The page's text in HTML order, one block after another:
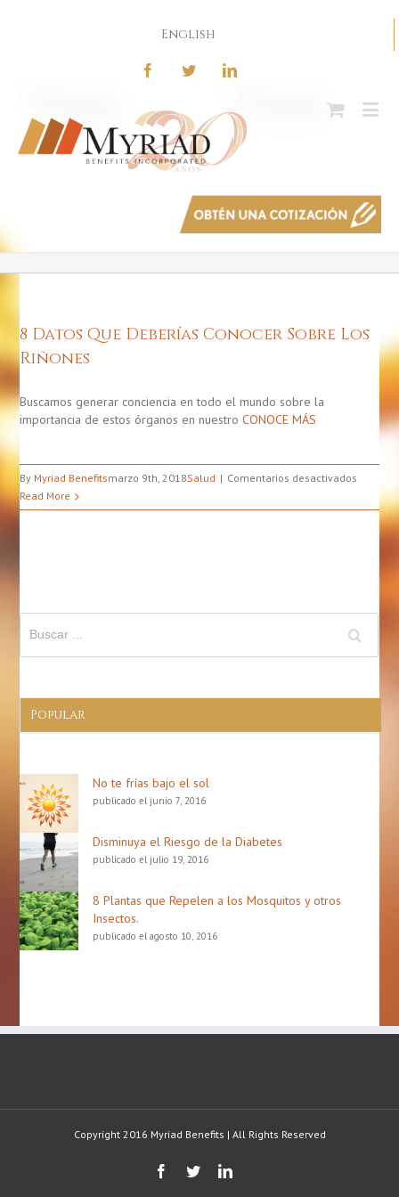
English
8 Datos Que Deberías Conocer Sobre Los
Riñones
Buscamos generar conciencia en todo el mundo sobre la
importancia de estos órganos en nuestroCONOCE MÁS
By Myriad Benefitsmarzo 9th, 2018Salud Comentarios desactivados
Datos
Riñones
Read More
Popular
No te frías bajo el sol
publicado el junio 7, 2016
Disminuya el Riesgo de la Diabetes
publicado el julio 19, 2016
8 Plantas que Repelen a los Mosquitos y otros
Insectos.
publicado el agosto 10, 2016
Copyright 2016 Myriad Benefits | All Rights Reserved